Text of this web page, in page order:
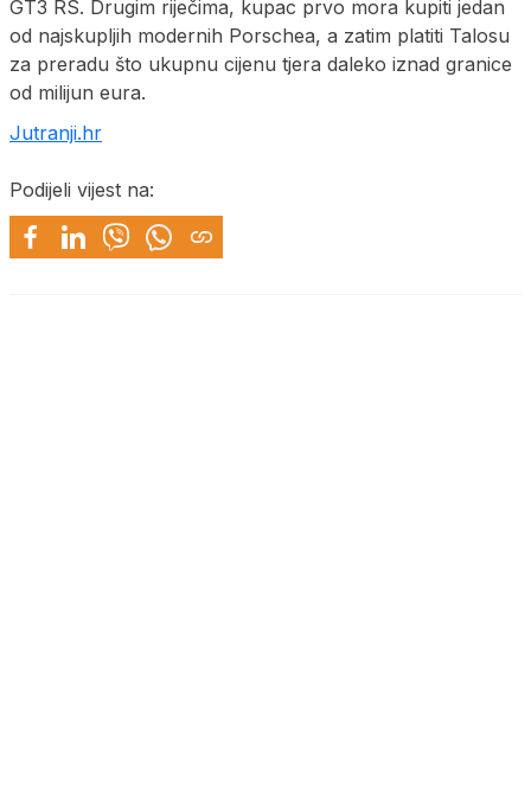
GT3 RS. Drugim riječima, kupac prvo mora kupiti jedan
od najskupljih modernih Porschea, a zatim platiti Talosu
za preradu što ukupnu cijenu tjera daleko iznad granice
od milijun eura.
Jutranji.hr
Podijeli vijest na: